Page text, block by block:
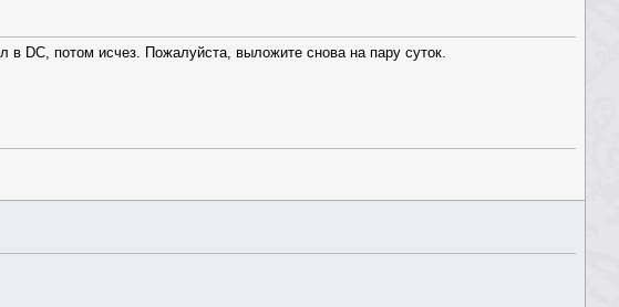
DС, потом исчез. Пожалуйста, выложите снова на пару суток.